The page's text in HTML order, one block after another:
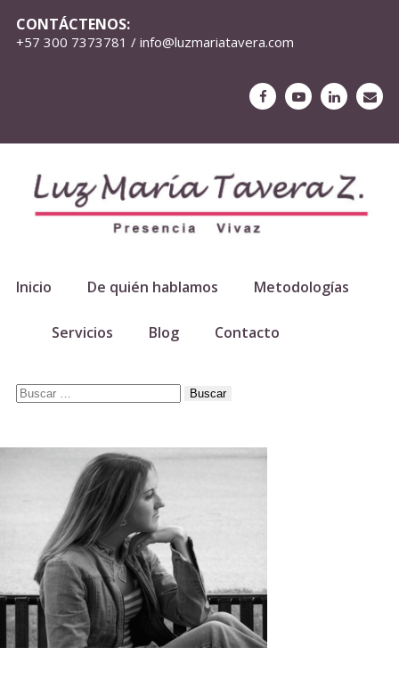
CONTÁCTENOS:
+57 300 7373781 / info@luzmariatavera.com
Inicio De quién hablamos Metodologías
Servicios Blog Contacto
Buscar: